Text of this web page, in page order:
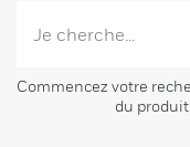
Commencez votre
du